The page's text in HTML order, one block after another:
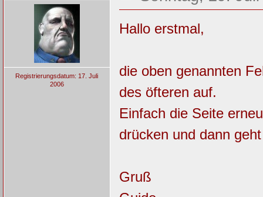
Registrierungsdatum: 17. Juli
2006
Hallo erstmal,
die oben genannten
des öfteren auf.
Einfach die Seite
drücken und dann
Gruß